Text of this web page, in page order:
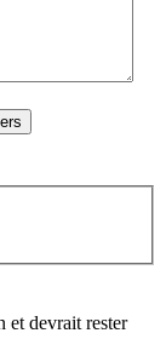
et devrait rester